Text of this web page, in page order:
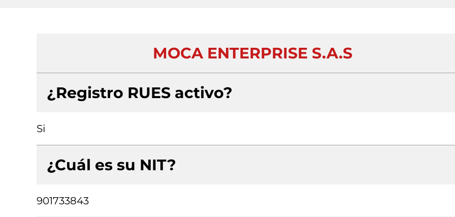
MOCA ENTERPRISE S.A.S
¿Registro RUES activo?
Si
¿Cuál es su NIT?
901733843